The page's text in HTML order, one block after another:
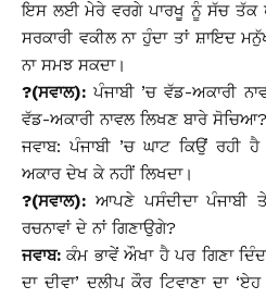
ਇਸ ਲਈ ਮੇਰੇ ਵਰਗੇ ਪਾਰਖੂ ਨੂੰ ਸੱਚ ਤੱਕ
ਸਰਕਾਰੀ ਵਕੀਲ ਨਾ ਹੁੰਦਾ ਤਾਂ ਸ਼ਾਇਦ
ਨਾ ਸਮਝ ਸਕਦਾ।
?(ਸਵਾਲ): ਪੰਜਾਬੀ ’ਚ ਵੱਡ-ਅਕਾਰੀ
ਵੱਡ-ਅਕਾਰੀ ਨਾਵਲ ਲਿਖਣ ਬਾਰੇ ਸੋਚਿਆ?
ਜਵਾਬ: ਪੰਜਾਬੀ ’ਚ ਘਾਟ ਕਿਉਂ ਰਹੀ
ਅਕਾਰ ਦੇਖ ਕੇ ਨਹੀਂ ਲਿਖਦਾ।
?(ਸਵਾਲ): ਆਪਣੇ ਪਸੰਦੀਦਾ ਪੰਜਾਬੀ
ਰਚਨਾਵਾਂ ਦੇ ਨਾਂ ਗਿਣਾਉਗੇ?
ਜਵਾਬ: ਕੰਮ ਭਾਵੇਂ ਔਖਾ ਹੈ ਪਰ ਗਿਣਾ
ਦਾ ਦੀਵਾ’ ਦਲੀਪ ਕੌਰ ਟਿਵਾਣਾ ਦਾ